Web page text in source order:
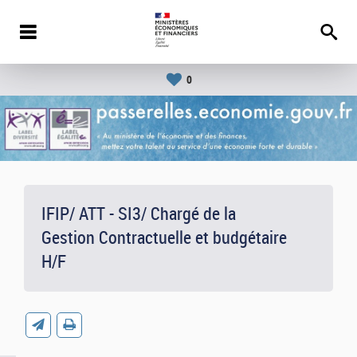
0
IFIP/ ATT - SI3/ Chargé de la
Gestion Contractuelle et budgétaire
H/F